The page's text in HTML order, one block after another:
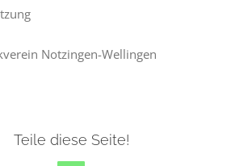
Notzingen-Wellingen
Teile diese Seite!